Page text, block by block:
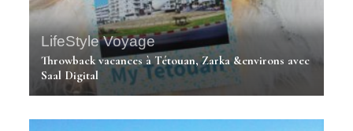
LifeStyle Voyage
Throwback vacances à Tétouan, Zarka &environs avec
Saal Digital